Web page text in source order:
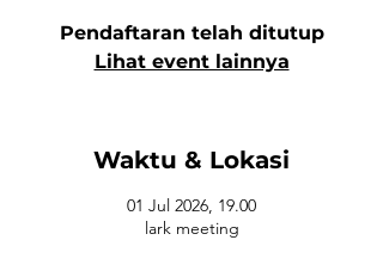
Pendaftaran telah ditutup
Lihat event lainnya
Waktu & Lokasi
01 Jul 2026, 19.00
lark meeting